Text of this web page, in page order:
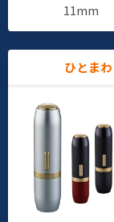
11mm
ひとま